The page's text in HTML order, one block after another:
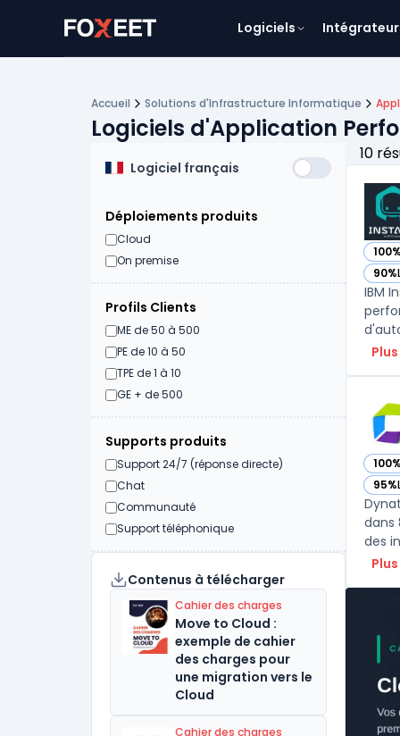
Logiciels
Accueil Solutions d'Infrastructure Informatique
Logiciels d'Application
Logiciel français
Déploiements produits
Cloud
On premise
Profils Clients
ME de 50 à 500
PE de 10 à 50
TPE de 1 à 10
GE + de 500
Supports produits
Support 24/7 (réponse directe)
Chat
Communauté
Support téléphonique
Contenus à télécharger
Cahier des charges
Move to Cloud :
exemple de cahier
des charges pour
une migration vers le
Cloud
Cahier des charges
10
100%
—
90%
—
IBM
100%
—
95%
—
dans
des